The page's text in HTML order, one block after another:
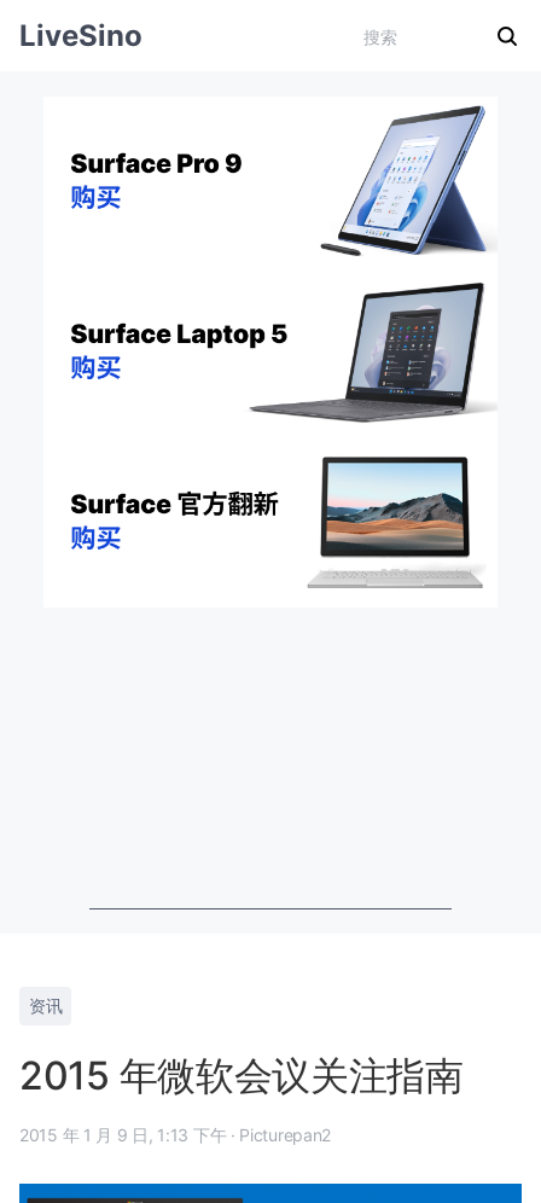
LiveSino
资讯
2015 年微软会议关注指南
2015 年 1 月 9 日, 1:13 下午 · Picturepan2